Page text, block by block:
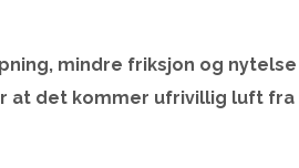
mindre friksjon og nytelse
at det kommer ufrivillig luft fra